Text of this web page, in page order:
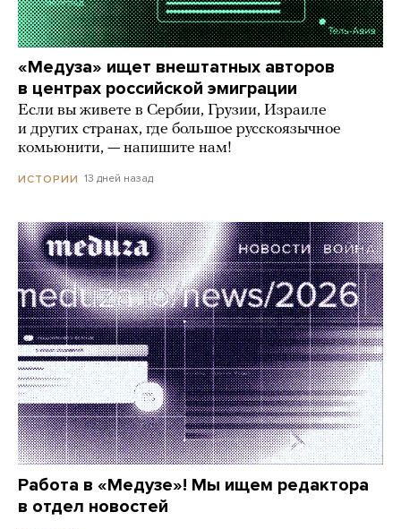
«Медуза» ищет внештатных авторов
в центрах российской эмиграции
Если вы живете в Сербии, Грузии, Израиле
и других странах, где большое русскоязычное
комьюнити, — напишите нам!
ИСТОРИИ 13 дней назад
Работа в «Медузе»! Мы ищем редактора
в отдел новостей